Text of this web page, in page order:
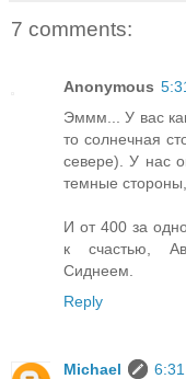
7 comments:
Anonymous
Эммм... У вас
то солнечная
севере). У нас
темные
И от 400 за
к счастью,
Сиднеем.
Reply
Michael